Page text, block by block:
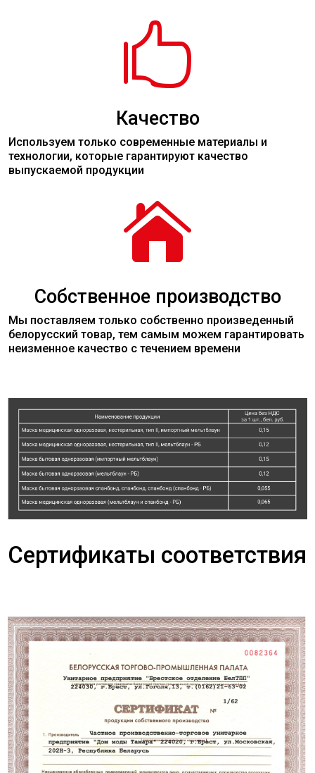

Качество
Используем только современные материалы и
технологии, которые гарантируют качество
выпускаемой продукции

Собственное производство
Мы поставляем только собственно произведенный
белорусский товар, тем самым можем гарантировать
неизменное качество с течением времени
Сертификаты соответствия